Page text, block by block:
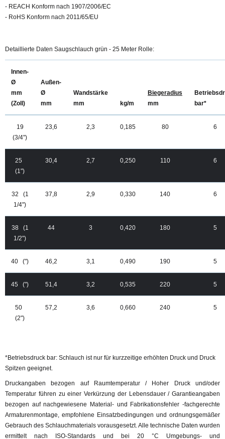
- REACH Konform nach 1907/2006/EC
- RoHS Konform nach 2011/65/EU
Detaillierte Daten Saugschlauch grün - 25 Meter Rolle:
Innen-
Ø
mm
(Zoll)
Außen-
Ø
mm
Wandstärke
mm
kg/m
Biegeradius
mm
bar*
19
(3/4")
23,6 2,3 0,185 80 6
25
(1")
30,4 2,7 0,250 110 6
32 (1
1/4")
37,8 2,9 0,330 140 6
38 (1
1/2")
44 3 0,420 180 5
40 (") 46,2 3,1 0,490 190 5
45 (") 51,4 3,2 0,535 220 5
50
(2")
57,2 3,6 0,660 240 5
*Betriebsdruck bar: Schlauch ist nur für kurzzeitige erhöhten Druck und Druck
Spitzen geeignet.
Druckangaben bezogen auf Raumtemperatur / Hoher Druck und/oder
Temperatur führen zu einer Verkürzung der Lebensdauer / Garantieangaben
bezogen auf nachgewiesene Material- und Fabrikationsfehler -fachgerechte
Armaturenmontage, empfohlene Einsatzbedingungen und ordnungsgemäßer
Gebrauch des Schlauchmaterials vorausgesetzt. Alle technische Daten wurden
ermittelt nach ISO-Standards und bei 20 °C Umgebungs- und